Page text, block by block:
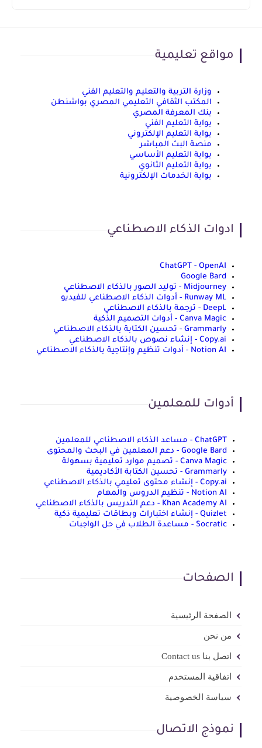
مواقع تعليمية
وزارة التربية والتعليم والتعليم الفني
المكتب الثقافي التعليمي المصري بواشنطن
بنك المعرفة المصري
بوابة التعليم الفني
بوابة التعليم الإلكتروني
منصة البث المباشر
بوابة التعليم الأساسي
بوابة التعليم الثانوي
بوابة الخدمات الإلكترونية
ادوات الذكاء الاصطناعي
ChatGPT - OpenAI
Google Bard
Midjourney - توليد الصور بالذكاء الاصطناعي
Runway ML - أدوات الذكاء الاصطناعي للفيديو
DeepL - ترجمة بالذكاء الاصطناعي
Canva Magic - أدوات التصميم الذكية
Grammarly - تحسين الكتابة بالذكاء الاصطناعي
Copy.ai - إنشاء نصوص بالذكاء الاصطناعي
Notion AI - أدوات تنظيم وإنتاجية بالذكاء الاصطناعي
أدوات للمعلمين
ChatGPT - مساعد الذكاء الاصطناعي للمعلمين
Google Bard - دعم المعلمين في البحث والمحتوى
Canva Magic - تصميم موارد تعليمية بسهولة
Grammarly - تحسين الكتابة الأكاديمية
Copy.ai - إنشاء محتوى تعليمي بالذكاء الاصطناعي
Notion AI - تنظيم الدروس والمهام
Khan Academy AI - دعم التدريس بالذكاء الاصطناعي
Quizlet - إنشاء اختبارات وبطاقات تعليمية ذكية
Socratic - مساعدة الطلاب في حل الواجبات
الصفحات
الصفحة الرئيسية
من نحن
اتصل بنا Contact us
اتفاقية المستخدم
سياسة الخصوصية
نموذج الاتصال